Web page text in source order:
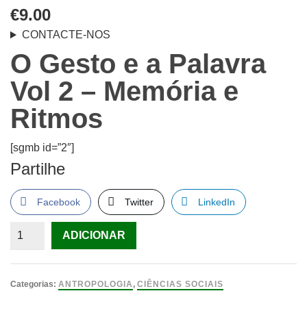
€9.00
CONTACTE-NOS
O Gesto e a Palavra
Vol 2 – Memória e
Ritmos
[sgmb id=”2″]
Partilhe
Facebook Twitter LinkedIn
Quantidade
Gesto
ADICIONAR
Categorias: ANTROPOLOGIA , CIÊNCIAS SOCIAIS